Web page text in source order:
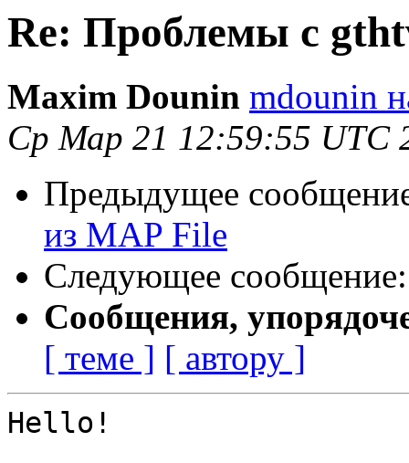
Re: Проблемы с
Maxim Dounin mdounin
Ср Мар 21 12:59:55 UTC
Предыдущее
из MAP File
Следующее
Сообщения,
[ теме ] [ автору ]
Hello!